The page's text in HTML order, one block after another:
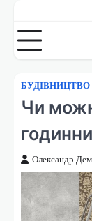
вмісту
Чи
Олександр